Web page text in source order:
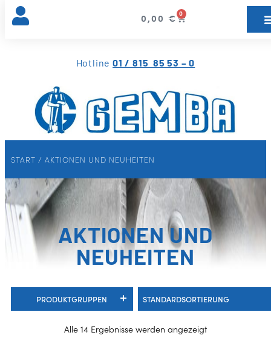
Hotline01 / 815 85 53 – 0
0,00 € 0
START / AKTIONEN UND NEUHEITEN
AKTIONEN UND
NEUHEITEN
PRODUKTGRUPPEN
Alle 14 Ergebnisse werden angezeigt